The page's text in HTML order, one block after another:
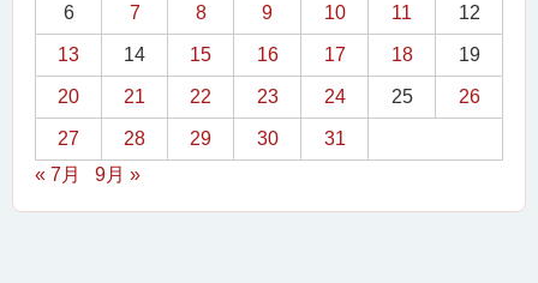
6 7 8 9 10 11 12
13 14 15 16 17 18 19
20 21 22 23 24 25 26
27 28 29 30
31
« 7月
9月 »